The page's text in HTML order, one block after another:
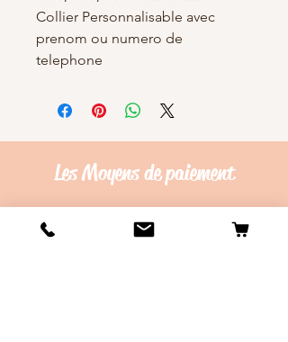
Collier Personnalisable avec
prenom ou numero de
telephone
Les Moyens depaiement